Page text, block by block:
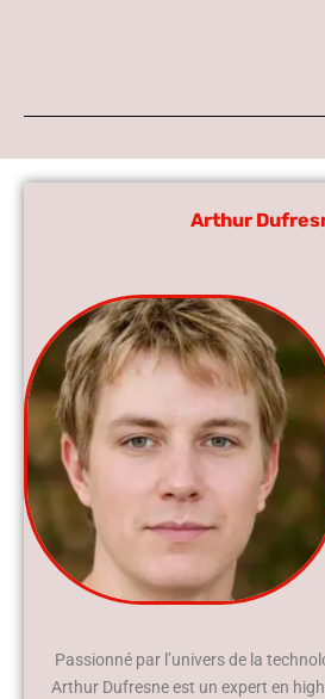
Arthur
Passionné par l’univers de la
Arthur Dufresne est un expert en